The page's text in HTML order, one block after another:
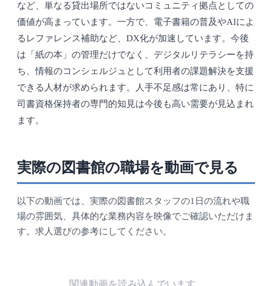
など、単なる貸出場所ではないコミュニティ拠点としての
価値が高まっています。一方で、電子書籍の普及やAIによ
るレファレンス補助など、DX化が加速しています。今後
は「紙の本」の管理だけでなく、デジタルリテラシーを持
ち、情報のコンシェルジュとして利用者の課題解決を支援
できる人材が求められます。人手不足感は常にあり、特に
司書資格保持者の専門的知見は今後も高い需要が見込まれ
ます。
実際の図書館の職場を動画で見る
以下の動画では、実際の図書館スタッフの1日の流れや職
場の雰囲気、具体的な業務内容を映像でご確認いただけま
す。求人選びの参考にしてください。